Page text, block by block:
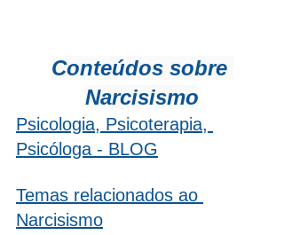
Conteúdos sobre
Narcisismo
Psicologia, Psicoterapia,
Psicóloga - BLOG
Temas relacionados ao
Narcisismo